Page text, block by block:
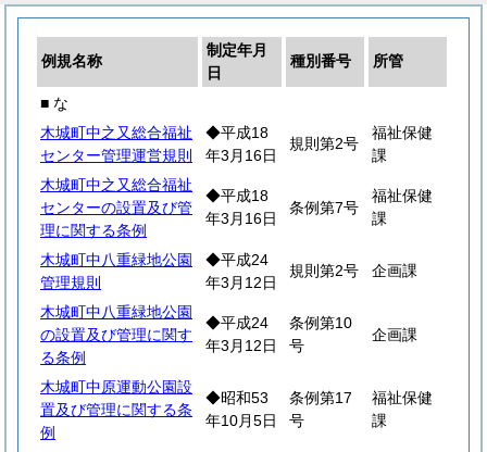
例規名称
制定年月
日
種別番号 所管
■ な
木城町中之又総合福祉
センター管理運営規則
◆平成18
年3月16日
規則第2号
福祉保健
課
木城町中之又総合福祉
センターの設置及び管
理に関する条例
◆平成18
年3月16日
条例第7号
福祉保健
課
木城町中八重緑地公園
管理規則
◆平成24
年3月12日
規則第2号 企画課
木城町中八重緑地公園
の設置及び管理に関す
る条例
◆平成24
年3月12日
条例第10
号
企画課
木城町中原運動公園設
置及び管理に関する条
例
◆昭和53
年10月5日
条例第17
号
福祉保健
課